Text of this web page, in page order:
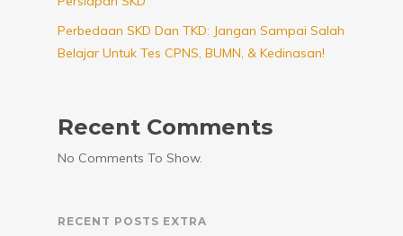
Perbedaan SKD Dan TKD: Jangan Sampai Salah
Belajar Untuk Tes CPNS, BUMN, & Kedinasan!
Recent Comments
No Comments To Show.
RECENT POSTS EXTRA